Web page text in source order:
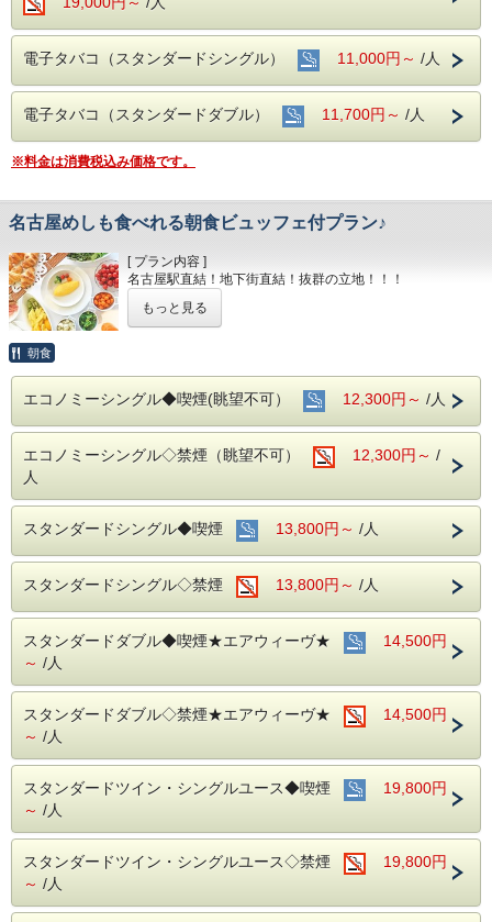
電子タバコ（スタンダードシングル） 11,000円～ /人
電子タバコ（スタンダードダブル） 11,700円～ /人
※料金は消費税込み価格です。
名古屋めしも食べれる朝食ビュッフェ付プラン♪
[ プラン内容 ]
名古屋駅直結！地下街直結！抜群の立地！！！
もちろんお部屋でインターネット接続可能！
電気スタンドの貸し出しもあり
会が多い場所を
アルコール消毒を行っております。
当ホテルの客室は窓が開放出来る為、簡単に空気を入れ替
清掃時は常に換気をして新鮮な空気に入れ替えておりま
す。
■ご朝食
朝食会場：１８階レストラン｢アイリス｣
営業時間：７：００～１０：００ (最終入場 ９：３０)
名古屋めしも楽しめる和洋折衷のバイキングをご準備して
おります。
ホテル隣接の名鉄名古屋駅から直通電車が発着しています！
■交通アクセス■３つの主要駅と地下鉄が全て隣接！！
ＪＲ名古屋駅：徒歩４分
名古屋市営地下鉄：東山線・桜通線まで徒歩３分
発着！
もっと見る
朝食
エコノミーシングル◆喫煙(眺望不可） 12,300円～ /人
エコノミーシングル◇禁煙（眺望不可） 12,300円～ /
人
スタンダードシングル◆喫煙 13,800円～ /人
スタンダードシングル◇禁煙 13,800円～ /人
スタンダードダブル◆喫煙★エアウィーヴ★
14,500円
～ /人
スタンダードダブル◇禁煙★エアウィーヴ★
14,500円
～ /人
スタンダードツイン・シングルユース◆喫煙
19,800円
～ /人
スタンダードツイン・シングルユース◇禁煙
19,800円
～ /人